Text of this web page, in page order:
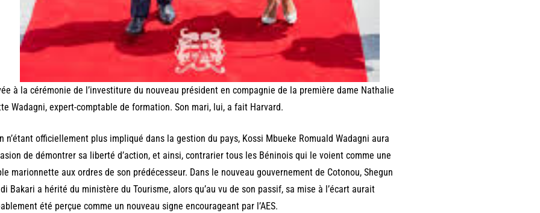
à la cérémonie de l’investiture du nouveau président en compagnie de la première dame Nathalie
Wadagni, expert-comptable de formation. Son mari, lui, a fait Harvard.
n’étant officiellement plus impliqué dans la gestion du pays, Kossi Mbueke Romuald Wadagni aura
de démontrer sa liberté d’action, et ainsi, contrarier tous les Béninois qui le voient comme une
marionnette aux ordres de son prédécesseur. Dans le nouveau gouvernement de Cotonou, Shegun
Bakari a hérité du ministère du Tourisme, alors qu’au vu de son passif, sa mise à l’écart aurait
été perçue comme un nouveau signe encourageant par l’AES.